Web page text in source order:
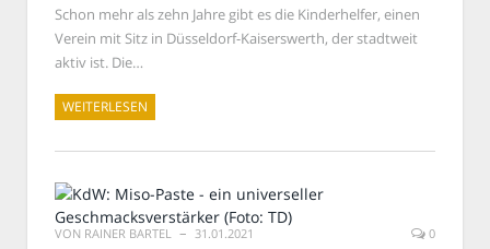
Schon mehr als zehn Jahre gibt es die Kinderhelfer, einen
Verein mit Sitz in Düsseldorf-Kaiserswerth, der stadtweit
aktiv ist. Die…
WEITERLESEN
VON RAINER BARTEL 31.01.2021 0